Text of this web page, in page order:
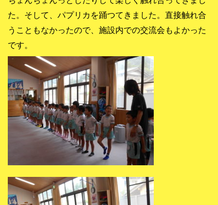
た。そして、パプリカを踊つてきました。直接触れ合
うこともなかったので、施設内での交流会もよかった
です。